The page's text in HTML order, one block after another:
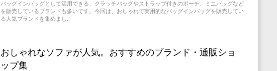
バッグインバッグとして活用できる、クラッチバッグやストラップ付きのポーチ、ミニバッグなど
を販売しているブランドも多いです。今回は、おしゃれで実用的なバッグインバッグを販売してい
る人気ブランドを集めまし..
おしゃれなソファが人気。おすすめのブランド・通販ショ
ップ集